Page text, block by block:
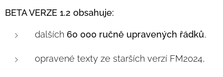
BETA VERZE 1.2 obsahuje:
dalších 60 000 ručně upravených řádků,
opravené texty ze starších verzí FM2024,